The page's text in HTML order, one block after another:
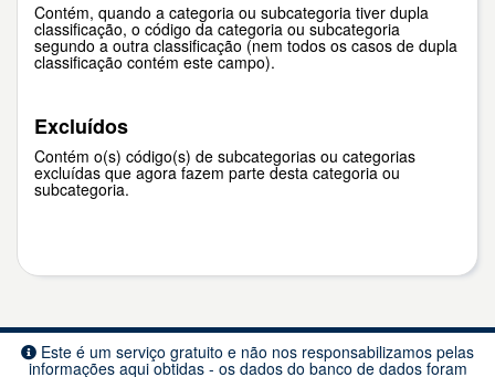
Contém, quando a categoria ou subcategoria tiver dupla
classificação, o código da categoria ou subcategoria
segundo a outra classificação (nem todos os casos de dupla
classificação contém este campo).
Excluídos
Contém o(s) código(s) de subcategorias ou categorias
excluídas que agora fazem parte desta categoria ou
subcategoria.
Este é um serviço gratuito e não nos responsabilizamos pelas
informações aqui obtidas - os dados do banco de dados foram